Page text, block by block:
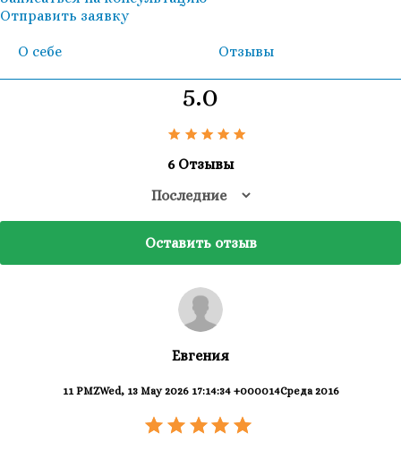
Отправить заявку
О себе Отзывы
5.0
6 Отзывы
Оставить отзыв
11 PMZWed, 13 May 2026 17:14:34 +000014Среда 2016
Евгения